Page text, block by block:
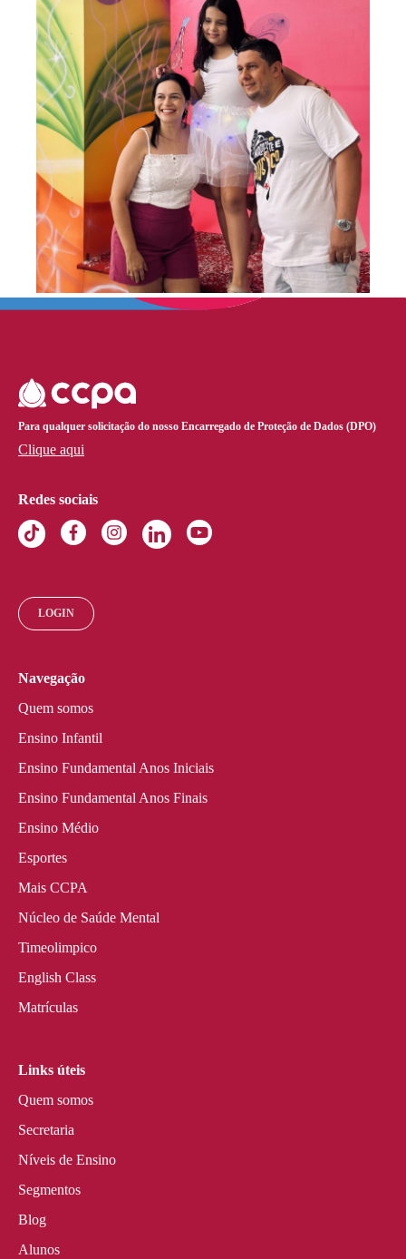
Para qualquer solicitação do nosso Encarregado de Proteção de Dados (DPO)
Clique aqui
Redes sociais
LOGIN
Navegação
Quem somos
Ensino Infantil
Ensino Fundamental Anos Iniciais
Ensino Fundamental Anos Finais
Ensino Médio
Esportes
Mais CCPA
Núcleo de Saúde Mental
Timeolimpico
English Class
Matrículas
Links úteis
Quem somos
Secretaria
Níveis de Ensino
Segmentos
Blog
Alunos